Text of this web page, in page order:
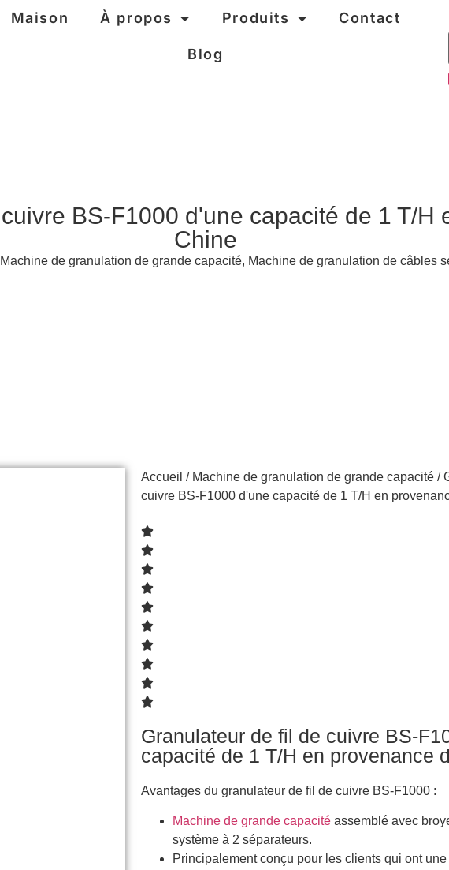
Maison À propos Produits Contact
Blog
BS-F1000 d'une capacité de 1 T/H
Chine
Machine de granulation de grande capacité, Machine de granulation de câbles
Accueil / Machine de granulation de grande capacité /
cuivre BS-F1000 d'une capacité de 1 T/H en
Granulateur de fil de cuivre BS-
capacité de 1 T/H en provenance
Avantages du granulateur de fil de cuivre BS-F1000 :
Machine de grande capacité assemblé avec
système à 2 séparateurs.
Principalement conçu pour les clients qui ont